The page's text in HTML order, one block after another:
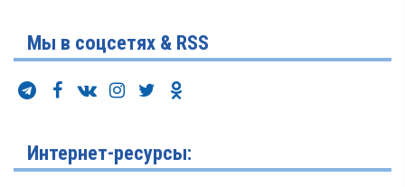
Мы в соцсетях & RSS
Интернет-ресурсы: